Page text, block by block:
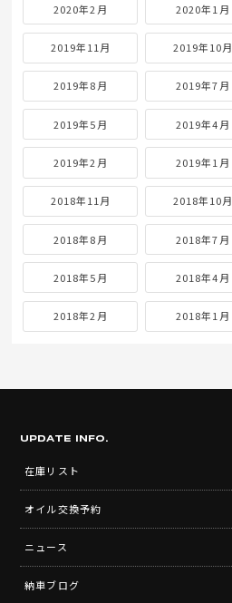
2020年2月 2020年1月
2019年11月 2019年10月
2019年8月 2019年7月
2019年5月 2019年4月
2019年2月 2019年1月
2018年11月 2018年10月
2018年8月 2018年7月
2018年5月 2018年4月
2018年2月 2018年1月
UPDATE INFO.
在庫リスト
オイル交換予約
ニュース
納車ブログ